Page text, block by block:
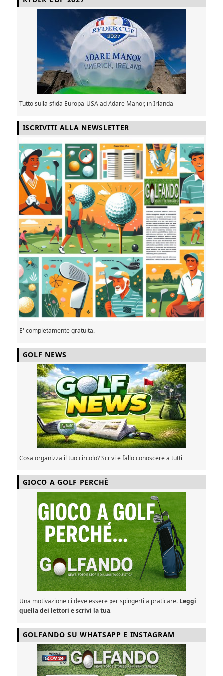
Tutto sulla sfida Europa-USA ad Adare Manor, in Irlanda
ISCRIVITI ALLA NEWSLETTER
E' completamente gratuita.
GOLF NEWS
Cosa organizza il tuo circolo? Scrivi e fallo conoscere a tutti
GIOCO A GOLF PERCHÈ
Una motivazione ci deve essere per spingerti a praticare. Leggi
quella dei lettori e scrivi la tua.
GOLFANDO SU WHATSAPP E INSTAGRAM